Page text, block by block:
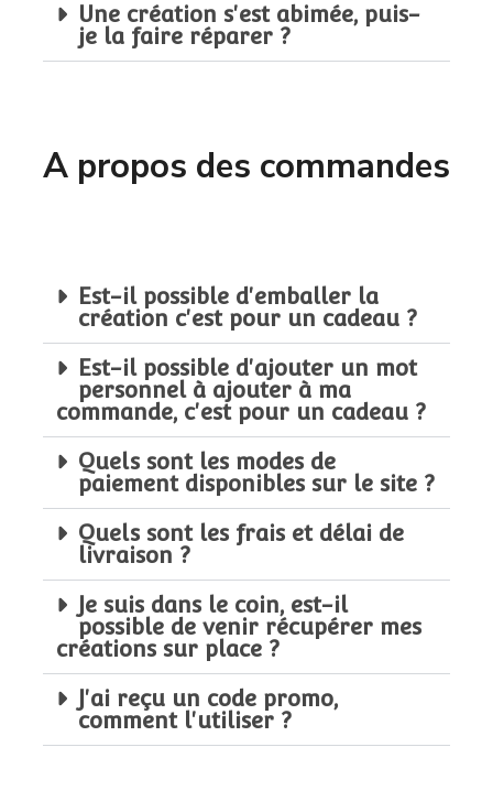
Une création s'est abimée, puis-
je la faire réparer ?
A propos des commandes
Est-il possible d'emballer la
création c'est pour un cadeau ?
Est-il possible d'ajouter un mot
personnel à ajouter à ma
commande, c'est pour un cadeau ?
Quels sont les modes de
paiement disponibles sur le site ?
Quels sont les frais et délai de
livraison ?
Je suis dans le coin, est-il
possible de venir récupérer mes
créations sur place ?
J'ai reçu un code promo,
comment l'utiliser ?